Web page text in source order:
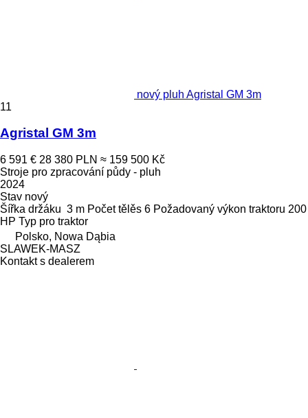
nový pluh Agristal GM 3m
11
Agristal GM 3m
6 591 € 28 380 PLN ≈ 159 500 Kč
Stroje pro zpracování půdy - pluh
2024
Stav nový
Šířka držáku 3 m Počet tělěs 6 Požadovaný výkon traktoru 200
HP Typ pro traktor
Polsko, Nowa Dąbia
SLAWEK-MASZ
Kontakt s dealerem